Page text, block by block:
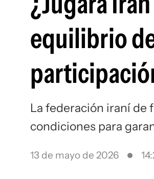
equilibrio de
La federación iraní de
condiciones para
13 de mayo de 2026